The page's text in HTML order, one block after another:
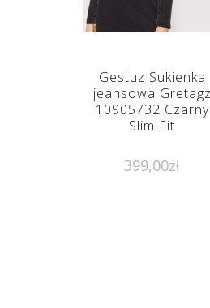
Gestuz Sukienka
jeansowa Gretagz
10905732 Czarny
Slim Fit
399,00zł